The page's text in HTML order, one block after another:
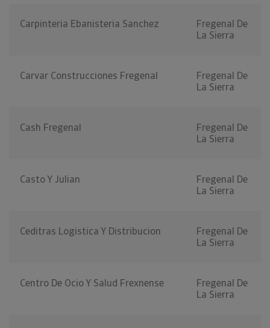
Carpinteria Ebanisteria Sanchez
Fregenal De
La Sierra
Carvar Construcciones Fregenal
Fregenal De
La Sierra
Cash Fregenal
Fregenal De
La Sierra
Casto Y Julian
Fregenal De
La Sierra
Ceditras Logistica Y Distribucion
Fregenal De
La Sierra
Centro De Ocio Y Salud Frexnense
Fregenal De
La Sierra